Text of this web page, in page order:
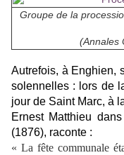
Groupe de la
(Annales
Autrefois, à Enghien,
solennelles : lors de
jour de Saint Marc, à
Ernest Matthieu
(1876), raconte :
« La fête communale